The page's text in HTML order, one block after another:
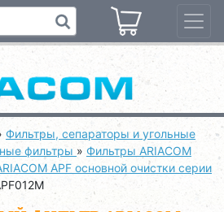
Фильтры, сепараторы и угольные
фильтры » Фильтры ARIACOM
APF основной очистки серии